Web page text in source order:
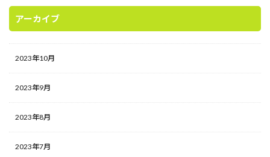
アーカイブ
2023年10月
2023年9月
2023年8月
2023年7月